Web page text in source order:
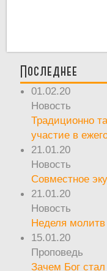
Последнее
01.02.20
Новость
Традиционно
участие в
21.01.20
Новость
Совместное
21.01.20
Новость
Неделя молитв
15.01.20
Проповедь
Зачем Бог